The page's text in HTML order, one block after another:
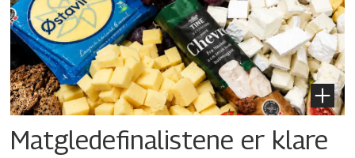
Matgledefinalistene er klare